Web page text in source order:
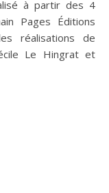
à partir des 4
Pages Éditions
réalisations de
Le Hingrat et